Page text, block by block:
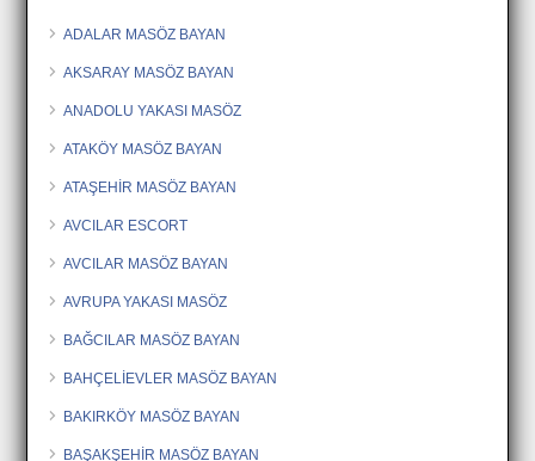
ADALAR MASÖZ BAYAN
AKSARAY MASÖZ BAYAN
ANADOLU YAKASI MASÖZ
ATAKÖY MASÖZ BAYAN
ATAŞEHİR MASÖZ BAYAN
AVCILAR ESCORT
AVCILAR MASÖZ BAYAN
AVRUPA YAKASI MASÖZ
BAĞCILAR MASÖZ BAYAN
BAHÇELİEVLER MASÖZ BAYAN
BAKIRKÖY MASÖZ BAYAN
BAŞAKŞEHİR MASÖZ BAYAN